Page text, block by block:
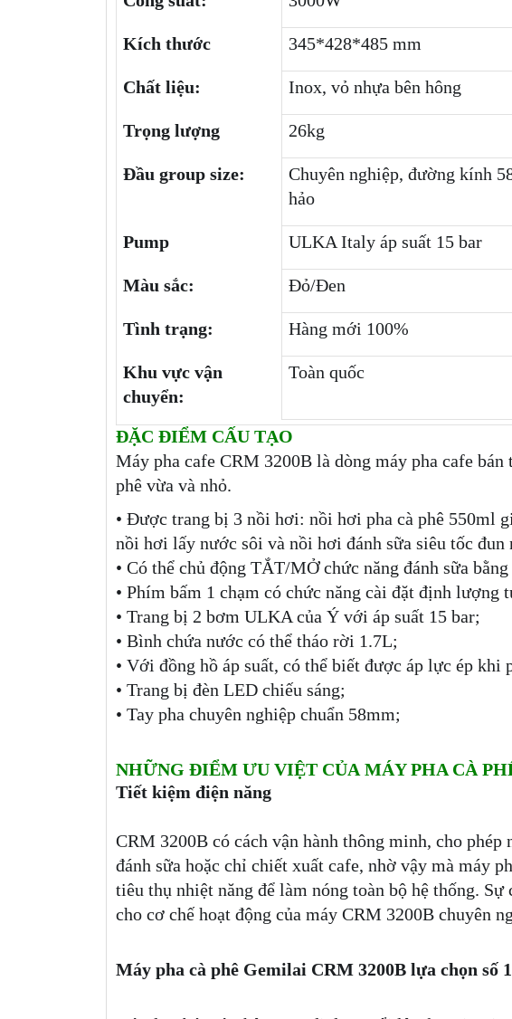
Kích thước 345*428*485 mm
Chất liệu: Inox, vỏ nhựa bên hông
Trọng lượng 26kg
Đầu group size:
Chuyên nghiệp, đường kính
hảo
Pump ULKA Italy áp suất 15 bar
Màu sắc: Đỏ/Đen
Tình trạng: Hàng mới 100%
Khu vực vận
chuyển:
Toàn quốc
ĐẶC ĐIỂM CẤU TẠO
Máy pha cafe CRM 3200B là dòng máy pha cafe
phê vừa và nhỏ.
• Được trang bị 3 nồi hơi: nồi hơi pha cà phê 550ml
nồi hơi lấy nước sôi và nồi hơi đánh sữa siêu tốc đun
• Có thể chủ động TẮT/MỞ chức năng đánh sữa
• Phím bấm 1 chạm có chức năng cài đặt định lượng
• Trang bị 2 bơm ULKA của Ý với áp suất 15 bar;
• Bình chứa nước có thể tháo rời 1.7L;
• Với đồng hồ áp suất, có thể biết được áp lực ép khi
• Trang bị đèn LED chiếu sáng;
• Tay pha chuyên nghiệp chuẩn 58mm;
NHỮNG ĐIỂM ƯU VIỆT CỦA MÁY PHA CÀ
Tiết kiệm điện năng
CRM 3200B có cách vận hành thông minh, cho
đánh sữa hoặc chỉ chiết xuất cafe, nhờ vậy mà máy
tiêu thụ nhiệt năng để làm nóng toàn bộ hệ thống.
cho cơ chế hoạt động của máy CRM 3200B chuyên
Máy pha cà phê Gemilai CRM 3200B lựa chọn số